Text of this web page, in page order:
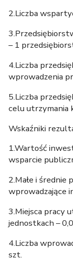
2.Liczba
– 1
4.Liczba
wprowadzenia
5.Liczba
celu utrzymania
Wskaźniki
1.Wartość
wsparcie
2.Małe i średnie
wprowadzające
3.Miejsca pracy
jednostkach –
4.Liczba
szt.